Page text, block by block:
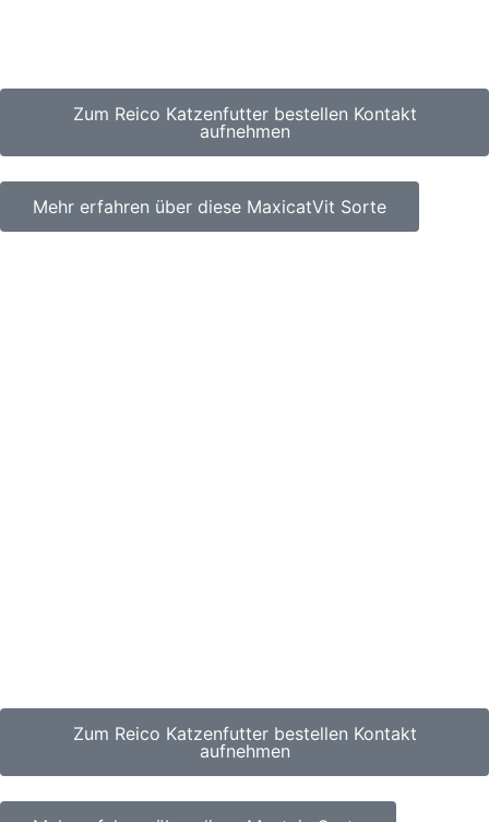
Zum Reico Katzenfutter bestellen Kontakt
aufnehmen
Mehr erfahren über diese MaxicatVit Sorte
Zum Reico Katzenfutter bestellen Kontakt
aufnehmen